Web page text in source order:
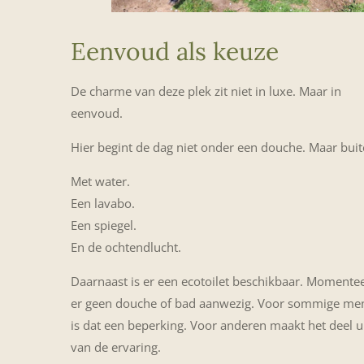
Eenvoud als keuze
De charme van deze plek zit niet in luxe. Maar in
eenvoud.
Hier begint de dag niet onder een douche. Maar
Met water.
Een lavabo.
Een spiegel.
En de ochtendlucht.
Daarnaast is er een ecotoilet beschikbaar.
er geen douche of bad aanwezig. Voor sommige
is dat een beperking. Voor anderen maakt het deel
van de ervaring.